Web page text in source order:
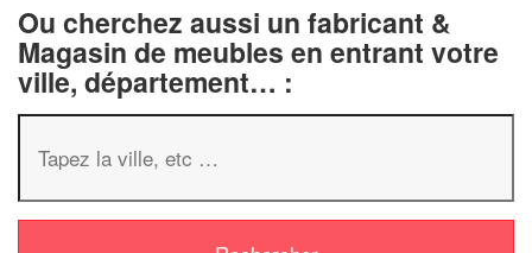
Ou cherchez aussi un fabricant &
Magasin de meubles en entrant votre
ville, département… :